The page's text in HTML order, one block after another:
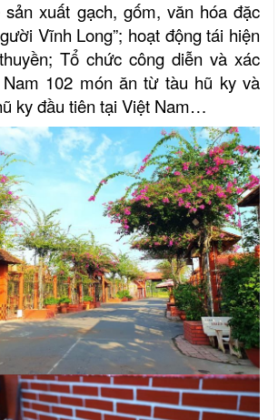
sản xuất gạch, gốm, văn hóa đặc
Vĩnh Long”; hoạt động tái hiện
Tổ chức công diễn và xác
102 món ăn từ tàu hũ ky và
ky đầu tiên tại Việt Nam…